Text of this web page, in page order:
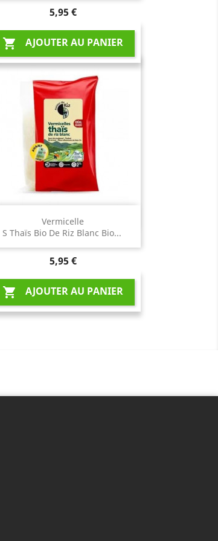
Prix
5,95 €
 AJOUTER AU PANIER
Vermicelle
S Thaïs Bio De Riz Blanc Bio...
Prix
5,95 €
 AJOUTER AU PANIER
Aperçu rapide